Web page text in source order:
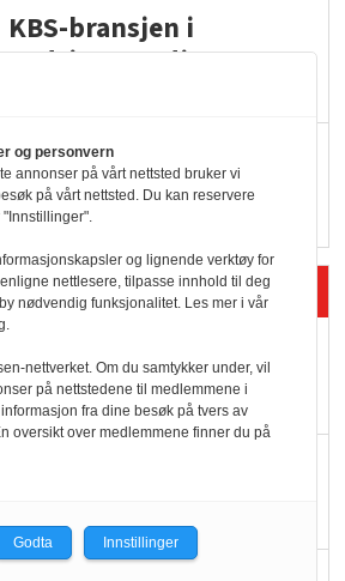
KBS-bransjen i
endring: Stadig større
Vokser med ferdigmat
i dagligvare
Butikk i praksis
Rema-flaggskip
dundrer videre
og personvern
annonser på vårt nettsted bruker vi
på vårt nettsted. Du kan reservere
og lignende verktøy for
nettlesere, tilpasse innhold til deg
nødvendig funksjonalitet. Les mer i vår
nettverket. Om du samtykker under, vil
på nettstedene til medlemmene i
fra dine besøk på tvers av
oversikt over medlemmene finner du på
Godta Innstillinger